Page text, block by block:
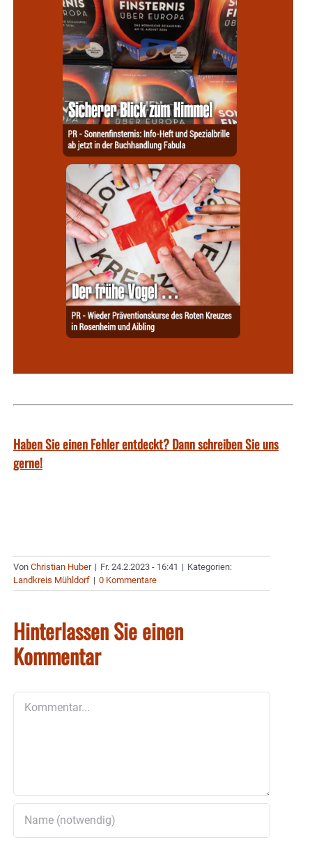
Haben Sie einen Fehler entdeckt? Dann schreiben Sie uns
gerne!
Von Christian Huber | Fr. 24.2.2023 - 16:41 | Kategorien:
Landkreis Mühldorf | 0 Kommentare
Hinterlassen Sie einen
Kommentar